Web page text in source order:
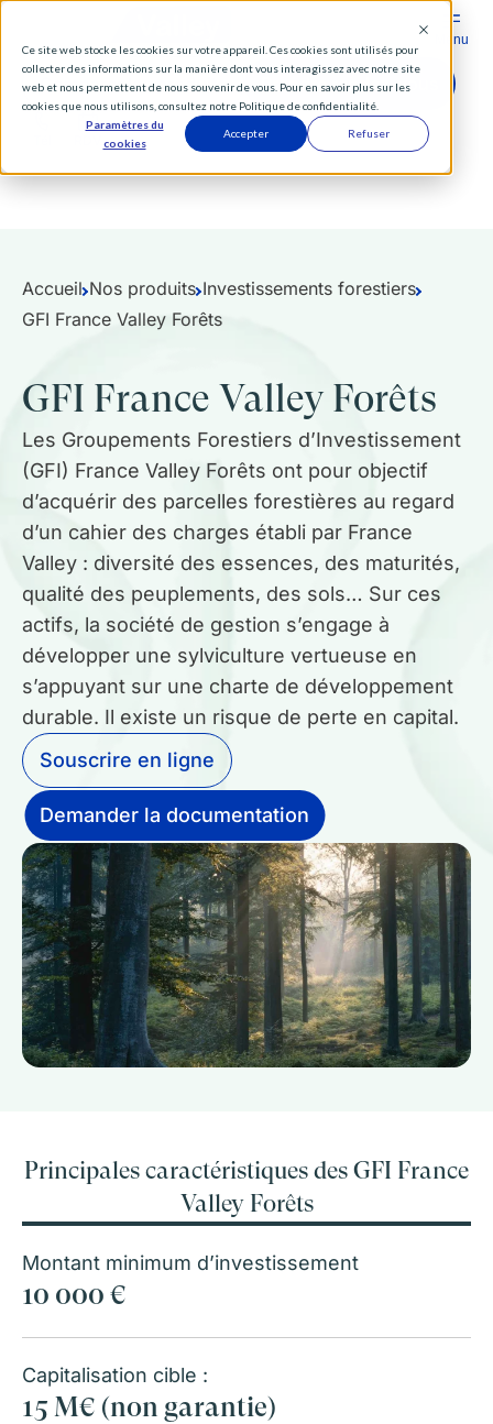
Ce site web stocke les cookies sur votre appareil. Ces cookies sont utilisés pour
collecter des informations sur la manière dont vous interagissez avec notre site
web et nous permettent de nous souvenir de vous. Pour en savoir plus sur les
cookies que nous utilisons, consultez notre Politique de confidentialité.
Paramètres du
cookies
Accepter Refuser
Menu
Diversifier
Nos forêts
Investissements forestiers
Guides gratuits
Qui sommes-nous ?
Mon compte
Comparer les produits
Prendre rendez-vous
Comparer les produits Prendre rendez-vous
Accueil Nos produits Investissements forestiers
GFI France Valley Forêts
GFI France Valley Forêts
Les Groupements Forestiers d’Investissement
(GFI) France Valley Forêts ont pour objectif
d’acquérir des parcelles forestières au regard
d’un cahier des charges établi par France
Valley : diversité des essences, des maturités,
qualité des peuplements, des sols… Sur ces
actifs, la société de gestion s’engage à
développer une sylviculture vertueuse en
s’appuyant sur une charte de développement
durable. Il existe un risque de perte en capital.
Souscrire en ligne
Demander la documentation
Principales caractéristiques des GFI France
Valley Forêts
Montant minimum d’investissement
10 000 €
Capitalisation cible :
15 M€ (non garantie)